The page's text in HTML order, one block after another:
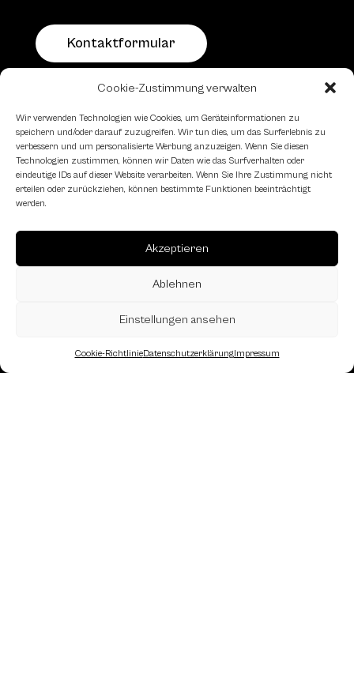
Cookie-Zustimmung verwalten
Wir verwenden Technologien wie Cookies, um Geräteinformationen zu
speichern und/oder darauf zuzugreifen. Wir tun dies, um das Surferlebnis zu
verbessern und um personalisierte Werbung anzuzeigen. Wenn Sie diesen
Technologien zustimmen, können wir Daten wie das Surfverhalten oder
eindeutige IDs auf dieser Website verarbeiten. Wenn Sie Ihre Zustimmung nicht
erteilen oder zurückziehen, können bestimmte Funktionen beeinträchtigt
werden.
Akzeptieren
Ablehnen
Einstellungen ansehen
Cookie-RichtlinieDatenschutzerklärungImpressum
Kontaktformular
Schachfreundliche Lokale